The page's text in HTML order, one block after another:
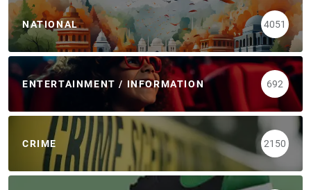
NATIONAL 4051
ENTERTAINMENT / INFORMATION 692
CRIME 2150